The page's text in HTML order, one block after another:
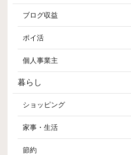
ブログ収益
ポイ活
個人事業主
暮らし
ショッピング
家事・生活
節約